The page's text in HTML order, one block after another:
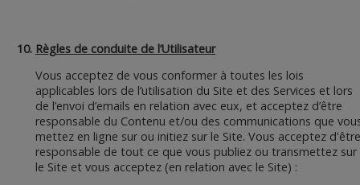
Règles de conduite de l’Utilisateur
Vous acceptez de vous conformer à toutes les lois
applicables lors de l’utilisation du Site et des Services et lors
de l’envoi d’emails en relation avec eux, et acceptez d’être
responsable du Contenu et/ou des communications que
mettez en ligne sur ou initiez sur le Site. Vous acceptez d'être
responsable de tout ce que vous publiez ou transmettez sur
le Site et vous acceptez (en relation avec le Site) :